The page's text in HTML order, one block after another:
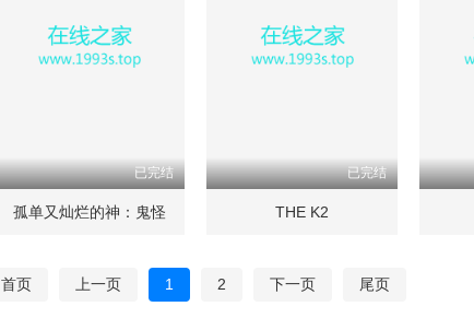
已完结
孤单又灿烂的神：鬼怪
已完结
THE K2
首页 上一页 1 2 下一页 尾页